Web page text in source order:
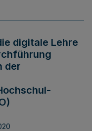
digitale Lehre
der